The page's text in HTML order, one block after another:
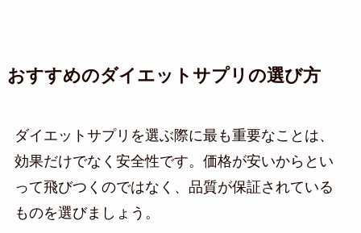
おすすめのダイエットサプリの選び方
ダイエットサプリを選ぶ際に最も重要なことは、
効果だけでなく安全性です。価格が安いからとい
って飛びつくのではなく、品質が保証されている
ものを選びましょう。